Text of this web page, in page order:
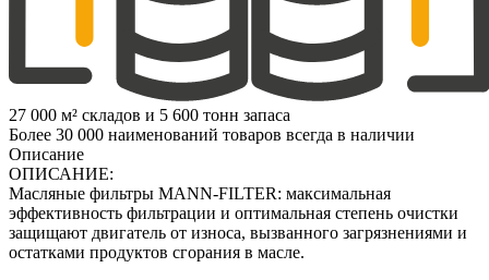
27 000 м² складов и 5 600 тонн запаса
Более 30 000 наименований товаров всегда в наличии
Описание
ОПИСАНИЕ:
Масляные фильтры MANN-FILTER: максимальная
эффективность фильтрации и оптимальная степень очистки
защищают двигатель от износа, вызванного загрязнениями и
остатками продуктов сгорания в масле.